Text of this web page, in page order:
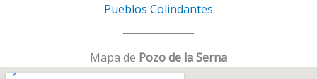
Pueblos Colindantes
Mapa de Pozo de la Serna